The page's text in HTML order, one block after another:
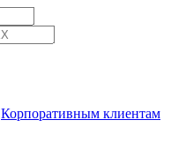
Корпоративным клиентам